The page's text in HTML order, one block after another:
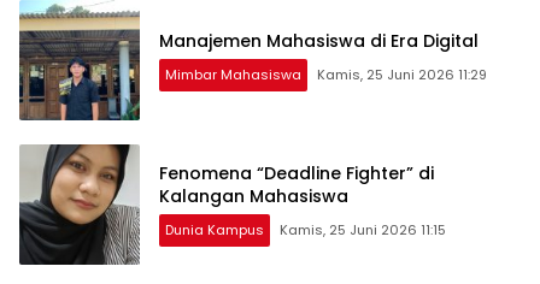
Manajemen Mahasiswa di Era Digital
Mimbar Mahasiswa Kamis, 25 Juni 2026 11:29
Fenomena “Deadline Fighter” di
Kalangan Mahasiswa
Dunia Kampus Kamis, 25 Juni 2026 11:15